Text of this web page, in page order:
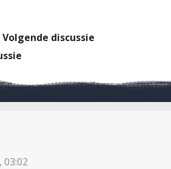
Volgende discussie